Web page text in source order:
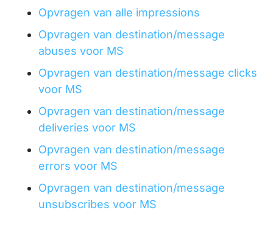
Opvragen van alle impressions
Opvragen van destination/message
abuses voor MS
Opvragen van destination/message clicks
voor MS
Opvragen van destination/message
deliveries voor MS
Opvragen van destination/message
errors voor MS
Opvragen van destination/message
unsubscribes voor MS